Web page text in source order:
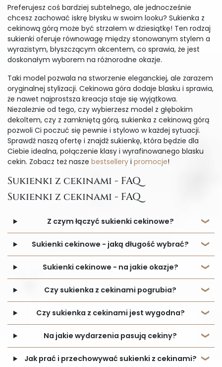
Preferujesz coś bardziej subtelnego, ale jednocześnie
chcesz zachować iskrę błysku w swoim looku? Sukienka z
cekinową górą może być strzałem w dziesiątkę! Ten rodzaj
sukienki oferuje równowagę między stonowanym stylem a
wyrazistym, błyszczącym akcentem, co sprawia, że jest
doskonałym wyborem na różnorodne okazje.
Taki model pozwala na stworzenie eleganckiej, ale zarazem
oryginalnej stylizacji. Cekinowa góra dodaje blasku i sprawia,
że nawet najprostsza kreacja staje się wyjątkowa.
Niezależnie od tego, czy wybierzesz model z głębokim
dekoltem, czy z zamkniętą górą, sukienka z cekinową górą
pozwoli Ci poczuć się pewnie i stylowo w każdej sytuacji.
Sprawdź naszą ofertę i znajdź sukienkę, która będzie dla
Ciebie idealna, połączenie klasy i wyrafinowanego blasku
cekin. Zobacz też nasze bestsellery i promocje!
Sukienki z cekinami - FAQ
Sukienki z cekinami - FAQ
Z czym łączyć sukienki cekinowe?
Sukienki cekinowe - jaką długość wybrać?
Sukienki cekinowe - na jakie okazje?
Czy sukienka z cekinami pogrubia?
Czy sukienka z cekinami jest wygodna?
Na jakie wydarzenia pasują cekiny?
Jak prać i przechowywać sukienki z cekinami?